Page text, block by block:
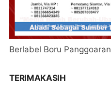
Berlabel Boru Panggoaran
TERIMAKASIH